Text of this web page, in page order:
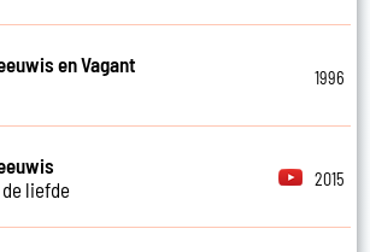
en Vagant
1996
liefde
2015